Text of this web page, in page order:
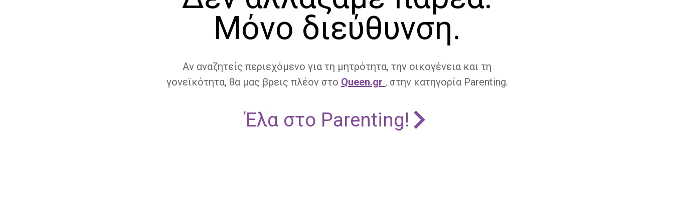
Μόνο διεύθυνση.
Αν αναζητείς περιεχόμενο για τη μητρότητα, την οικογένεια και τη
γονεϊκότητα, θα μας βρεις πλέον στο Queen.gr , στην κατηγορία Parenting.
Έλα στο Parenting!